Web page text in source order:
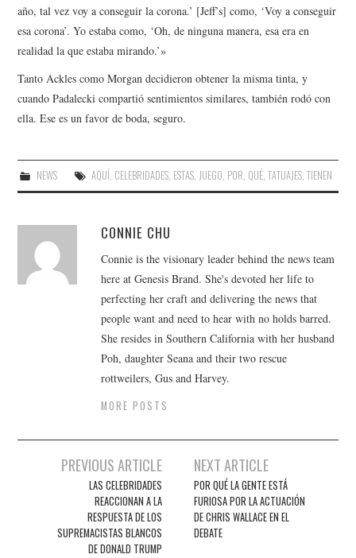
año, tal vez voy a conseguir la corona.’ [Jeff’s] como, ‘Voy a conseguir
esa corona’. Yo estaba como, ‘Oh, de ninguna manera, esa era en
realidad la que estaba mirando.’»
Tanto Ackles como Morgan decidieron obtener la misma tinta, y
cuando Padalecki compartió sentimientos similares, también rodó con
ella. Ese es un favor de boda, seguro.
NEWS AQUÍ, CELEBRIDADES, ESTAS, JUEGO, POR, QUÉ, TATUAJES, TIENEN
CONNIE CHU
Connie is the visionary leader behind the news team
here at Genesis Brand. She's devoted her life to
perfecting her craft and delivering the news that
people want and need to hear with no holds barred.
She resides in Southern California with her husband
Poh, daughter Seana and their two rescue
rottweilers, Gus and Harvey.
MORE POSTS
navigation
PREVIOUS ARTICLE
LAS CELEBRIDADES
REACCIONAN A LA
RESPUESTA DE LOS
SUPREMACISTAS BLANCOS
DE DONALD TRUMP
NEXT ARTICLE
POR QUÉ LA GENTE ESTÁ
FURIOSA POR LA ACTUACIÓN
DE CHRIS WALLACE EN EL
DEBATE